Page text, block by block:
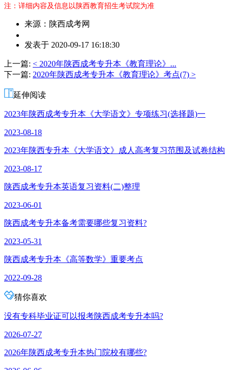
注：详细内容及信息以陕西教育招生考试院为准
来源：陕西成考网
者：
老
师
发表于 2020-09-17 16:18:30
上一篇: < 2020年陕西成考专升本《教育理论》...
下一篇: 2020年陕西成考专升本《教育理论》考点(7) >
延伸阅读
2023年陕西成考专升本《大学语文》专项练习(选择题)一
2023-08-18
2023年陕西专升本《大学语文》成人高考复习范围及试卷结构
2023-08-17
陕西成考专升本英语复习资料(二)整理
2023-06-01
陕西成考专升本备考需要哪些复习资料?
2023-05-31
陕西成考专升本《高等数学》重要考点
2022-09-28
猜你喜欢
没有专科毕业证可以报考陕西成考专升本吗?
2026-07-27
2026年陕西成考专升本热门院校有哪些?